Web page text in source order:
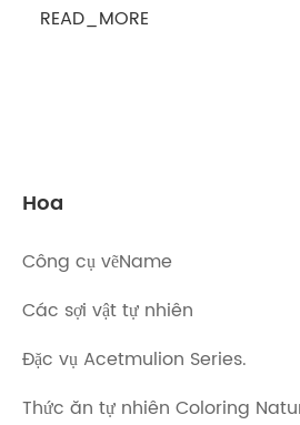
READ_MORE
Hoa
Công cụ vẽName
Các sợi vật tự nhiên
Đặc vụ Acetmulion Series.
Thức ăn tự nhiên Coloring